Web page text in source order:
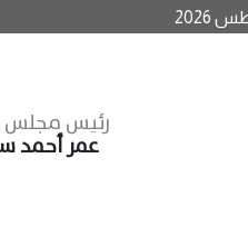
رئيس مجلس
عمر أحمد